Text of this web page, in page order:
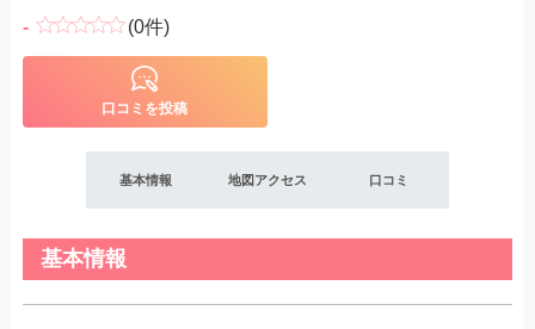
- (0件)
口コミを投稿
基本情報 地図アクセス 口コミ
基本情報